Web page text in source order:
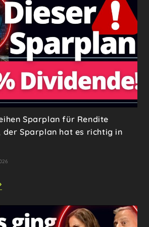
Sparplan für Rendite
der Sparplan hat es richtig in